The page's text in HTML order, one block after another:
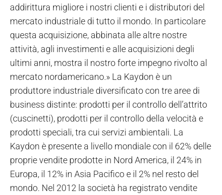
addirittura migliore i nostri clienti e i distributori del
mercato industriale di tutto il mondo. In particolare
questa acquisizione, abbinata alle altre nostre
attività, agli investimenti e alle acquisizioni degli
ultimi anni, mostra il nostro forte impegno rivolto al
mercato nordamericano.» La Kaydon è un
produttore industriale diversificato con tre aree di
business distinte: prodotti per il controllo dell’attrito
(cuscinetti), prodotti per il controllo della velocità e
prodotti speciali, tra cui servizi ambientali. La
Kaydon è presente a livello mondiale con il 62% delle
proprie vendite prodotte in Nord America, il 24% in
Europa, il 12% in Asia Pacifico e il 2% nel resto del
mondo. Nel 2012 la società ha registrato vendite